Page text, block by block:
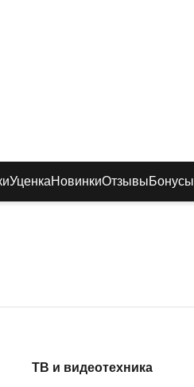
УценкаНовинкиОтзывыБонусы
ТВ и видеотехника